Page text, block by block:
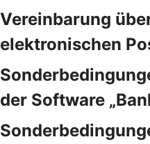
Vereinbarung
elektronischen
der Software